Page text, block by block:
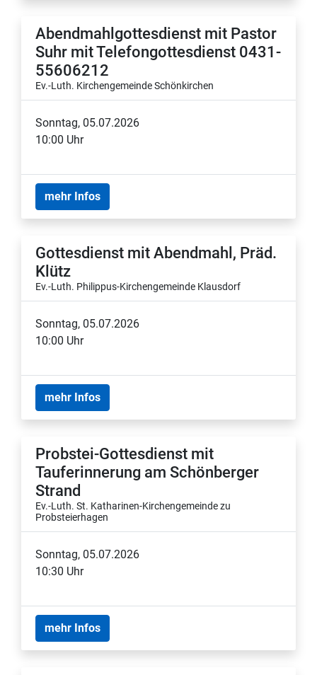
Abendmahlgottesdienst mit Pastor
Suhr mit Telefongottesdienst 0431-
55606212
Ev.-Luth. Kirchengemeinde Schönkirchen
Sonntag, 05.07.2026
10:00 Uhr
mehr Infos
Gottesdienst mit Abendmahl, Präd.
Klütz
Ev.-Luth. Philippus-Kirchengemeinde Klausdorf
Sonntag, 05.07.2026
10:00 Uhr
mehr Infos
Probstei-Gottesdienst mit
Tauferinnerung am Schönberger
Strand
Ev.-Luth. St. Katharinen-Kirchengemeinde zu
Probsteierhagen
Sonntag, 05.07.2026
10:30 Uhr
mehr Infos